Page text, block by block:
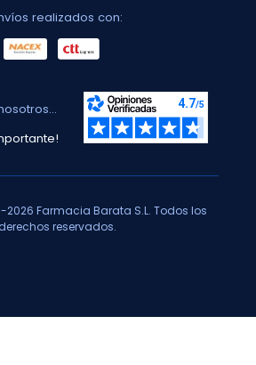
realizados con:
2026 Farmacia Barata S.L. Todos los
derechos reservados.